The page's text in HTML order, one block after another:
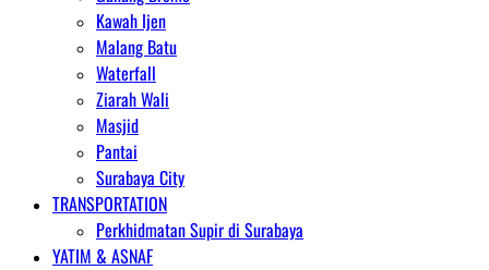
Kawah Ijen
Malang Batu
Waterfall
Ziarah Wali
Masjid
Pantai
Surabaya City
TRANSPORTATION
Perkhidmatan Supir di Surabaya
YATIM & ASNAF